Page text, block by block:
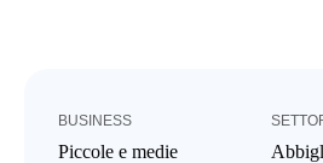
BUSINESS
Piccole e medie